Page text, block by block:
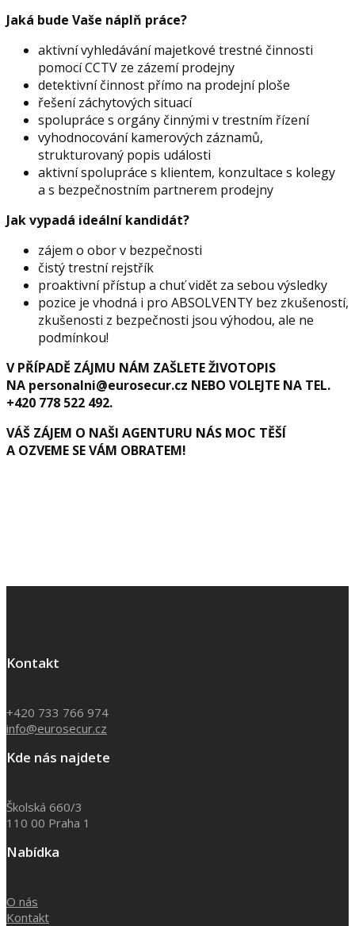
Jaká bude Vaše náplň práce?
aktivní vyhledávání majetkové trestné činnosti
pomocí CCTV ze zázemí prodejny
detektivní činnost přímo na prodejní ploše
řešení záchytových situací
spolupráce s orgány činnými v trestním řízení
vyhodnocování kamerových záznamů,
strukturovaný popis události
aktivní spolupráce s klientem, konzultace s kolegy
a s bezpečnostním partnerem prodejny
Jak vypadá ideální kandidát?
zájem o obor v bezpečnosti
čistý trestní rejstřík
proaktivní přístup a chuť vidět za sebou výsledky
pozice je vhodná i pro ABSOLVENTY bez zkušeností,
zkušenosti z bezpečnosti jsou výhodou, ale ne
podmínkou!
V PŘÍPADĚ ZÁJMU NÁM ZAŠLETE ŽIVOTOPIS
NA personalni@eurosecur.cz NEBO VOLEJTE NA TEL.
+420 778 522 492.
VÁŠ ZÁJEM O NAŠI AGENTURU NÁS MOC TĚŠÍ
A OZVEME SE VÁM OBRATEM!
Kontakt
+420 733 766 974
info@eurosecur.cz
Kde nás najdete
Školská 660/3
110 00 Praha 1
Nabídka
O nás
Kontakt